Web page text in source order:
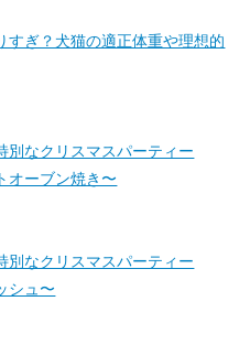
すぎ？犬猫の適正体重や理想的
別なクリスマスパーティー
オーブン焼き〜
別なクリスマスパーティー
シュ〜